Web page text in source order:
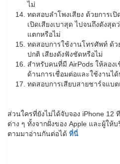
ไม่
ทดสอบลำโพงเสียง ด้วยการเ
เปิดเสียงเบาสุด ไปจนถึงดังสุด
แตกหรือไม่
ทดสอบการใช้งานโทรศัพท์ ด้ว
ปกติ เสียงดังฟังชัดหรือไม่
สำหรับคนที่มี AirPods ให้ลอง
ด้านการเชื่อมต่อและใช้งานไ
ทดสอบการเสียบสายชาร์จแบต
ส่วนใครที่ยังไม่ได้จับจอง iPhone
ต่าง ๆ ทั้งจากฝั่งของ Apple และผู้ให้
ตามมาอ่านกันต่อได้ ที่นี่